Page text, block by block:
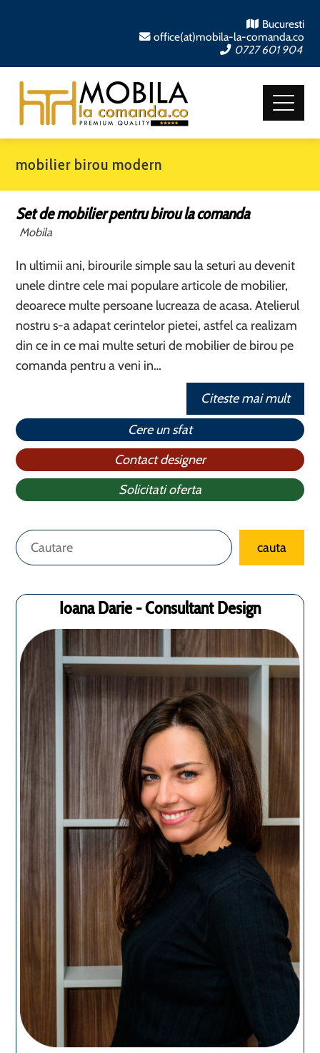
Bucuresti
office(at)mobila-la-comanda.co
0727 601 904
mobilier birou modern
Set de mobilier pentru birou la comanda
Mobila
In ultimii ani, birourile simple sau la seturi au devenit
unele dintre cele mai populare articole de mobilier,
deoarece multe persoane lucreaza de acasa. Atelierul
nostru s-a adapat cerintelor pietei, astfel ca realizam
din ce in ce mai multe seturi de mobilier de birou pe
comanda pentru a veni in…
Citeste mai mult
Cere un sfat
Contact designer
Solicitati oferta
Caută cauta
Ioana Darie - Consultant Design